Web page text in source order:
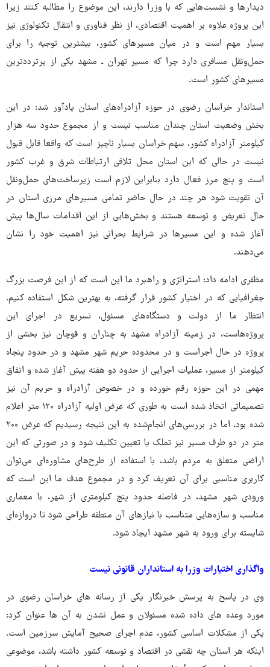
دیدارها و نشست‌هایی که با وزرا دارند، این موضوع را مطالبه کنند زیرا
این پروژه علاوه بر اهمیت اقتصادی، از نظر فناوری و انتقال تکنولوژی نیز
بسیار مهم است و در میان مسیرهای کشور، بیشترین توجیه را برای
حمل‌ونقل مسافری دارد چرا که مسیر تهران ـ مشهد یکی از پرترددترین
مسیرهای کشور است.
استاندار خراسان رضوی در حوزه آزادراه‌های استان یادآور شد: در این
بخش وضعیت استان چندان مناسب نیست و از مجموع حدود سه هزار
کیلومتر آزادراه کشور، سهم خراسان بسیار ناچیز است که واقعا قابل قبول
نیست در حالی که این استان محل تلاقی ارتباطات شرق و غرب کشور
است و پنج مرز فعال دارد بنابراین لازم است زیرساخت‌های حمل‌ونقل
آن تقویت شود هر چند در حال حاضر تمامی مسیرهای مرزی استان در
حال تعریض و توسعه هستند و بخش‌هایی از این اقدامات سال‌ها پیش
آغاز شده و این مسیرها در شرایط بحرانی نیز اهمیت خود را نشان
می‌دهند.
مظفری ادامه داد: استراتژی و راهبرد ما این است که از این فرصت بزرگ
جغرافیایی که در اختیار کشور قرار گرفته، به بهترین شکل استفاده کنیم.
انتظار ما از دولت و دستگاه‌های مسئول، تسریع در اجرای این
پروژه‌هاست، در زمینه آزادراه مشهد به چناران و قوچان نیز بخشی از
پروژه در حال اجراست و در محدوده حریم شهر مشهد و در حدود پنجاه
کیلومتر از مسیر، عملیات اجرایی از حدود دو هفته پیش آغاز شده و اتفاق
مهمی در این حوزه رقم خورده و در خصوص آزادراه و حریم آن نیز
تصمیماتی اتخاذ شده است به طوری که عرض اولیه آزادراه ۱۲۰ متر اعلام
شده بود، اما در بررسی‌های انجام‌شده به این نتیجه رسیدیم که عرض ۲۰۰
متر در دو طرف مسیر نیز تملک یا تعیین تکلیف شود و در صورتی که این
اراضی متعلق به مردم باشد، با استفاده از طرح‌های مشاوره‌ای می‌توان
کاربری مناسبی برای آن تعریف کرد و در مجموع هدف ما این است که
ورودی شهر مشهد، در فاصله حدود پنج کیلومتری از شهر، با معماری
مناسب و سازه‌هایی متناسب با نیازهای آن منطقه طراحی شود تا دروازه‌ای
شایسته برای ورود به شهر مشهد ایجاد شود.
واگذاری اختیارات وزرا به استانداران قانونی نیست
وی در پاسخ به پرسش خبرنگار یکی از رسانه های خراسان رضوی در
مورد وعده های داده شده مسئولان و عمل نشدن به آن ها عنوان کرد:
یکی از مشکلات اساسی کشور، عدم اجرای صحیح آمایش سرزمین است.
اینکه هر استان چه نقشی در اقتصاد و توسعه کشور داشته باشد، موضوعی